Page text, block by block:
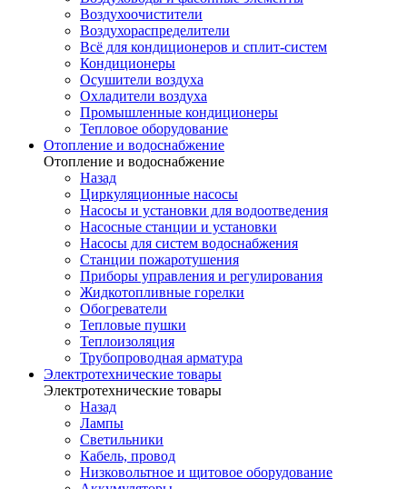
Воздухоочистители
Воздухораспределители
Всё для кондиционеров и сплит-систем
Кондиционеры
Осушители воздуха
Охладители воздуха
Промышленные кондиционеры
Тепловое оборудование
Отопление и водоснабжение
Отопление и водоснабжение
Назад
Циркуляционные насосы
Насосы и установки для водоотведения
Насосные станции и установки
Насосы для систем водоснабжения
Станции пожаротушения
Приборы управления и регулирования
Жидкотопливные горелки
Обогреватели
Тепловые пушки
Теплоизоляция
Трубопроводная арматура
Электротехнические товары
Электротехнические товары
Назад
Лампы
Светильники
Кабель, провод
Низковольтное и щитовое оборудование